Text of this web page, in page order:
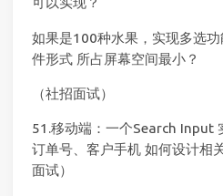
如果是100种水果，实现多选
件形式 所占屏幕空间最小？
（社招面试）
51.移动端：一个Search Input
订单号、客户手机 如何设计相
面试）